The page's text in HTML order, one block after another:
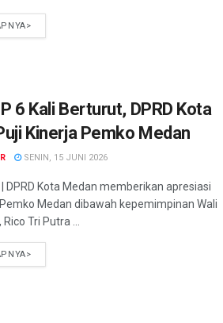
6 Kali Berturut, DPRD Kota
Kinerja Pemko Medan
SENIN, 15 JUNI 2026
| DPRD Kota Medan memberikan apresiasi
Medan dibawah kepemimpinan Wali
Tri Putra ...